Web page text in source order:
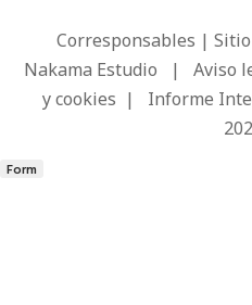
Corresponsables |
Nakama Estudio | Aviso
y cookies | Informe
Form